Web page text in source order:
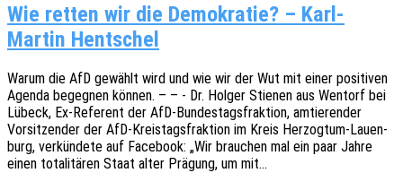
Wie retten wir die Demokratie? – Karl-
Martin Hentschel
Warum die AfD gewählt wird und wie wir der Wut mit einer posi­ti­ven
Agenda begeg­nen können. – – - Dr. Holger Stie­nen aus Wentorf bei
Lübeck, Ex-Refe­­rent der AfD-Bundes­­tags­­frak­­ti­on, amtie­ren­der
Vorsit­zen­der der AfD-Kreis­­tags­­frak­­ti­on im Kreis Herzo­g­­tum-Lauen­­
burg, verkün­de­te auf Face­book: „Wir brau­chen mal ein paar Jahre
einen tota­li­tä­ren Staat alter Prägung, um mit…